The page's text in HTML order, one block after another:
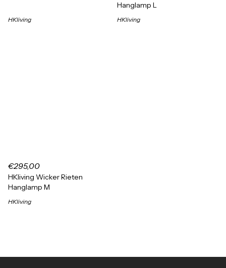
HKliving
Hanglamp L
HKliving
€295,00
HKliving Wicker Rieten
Hanglamp M
HKliving